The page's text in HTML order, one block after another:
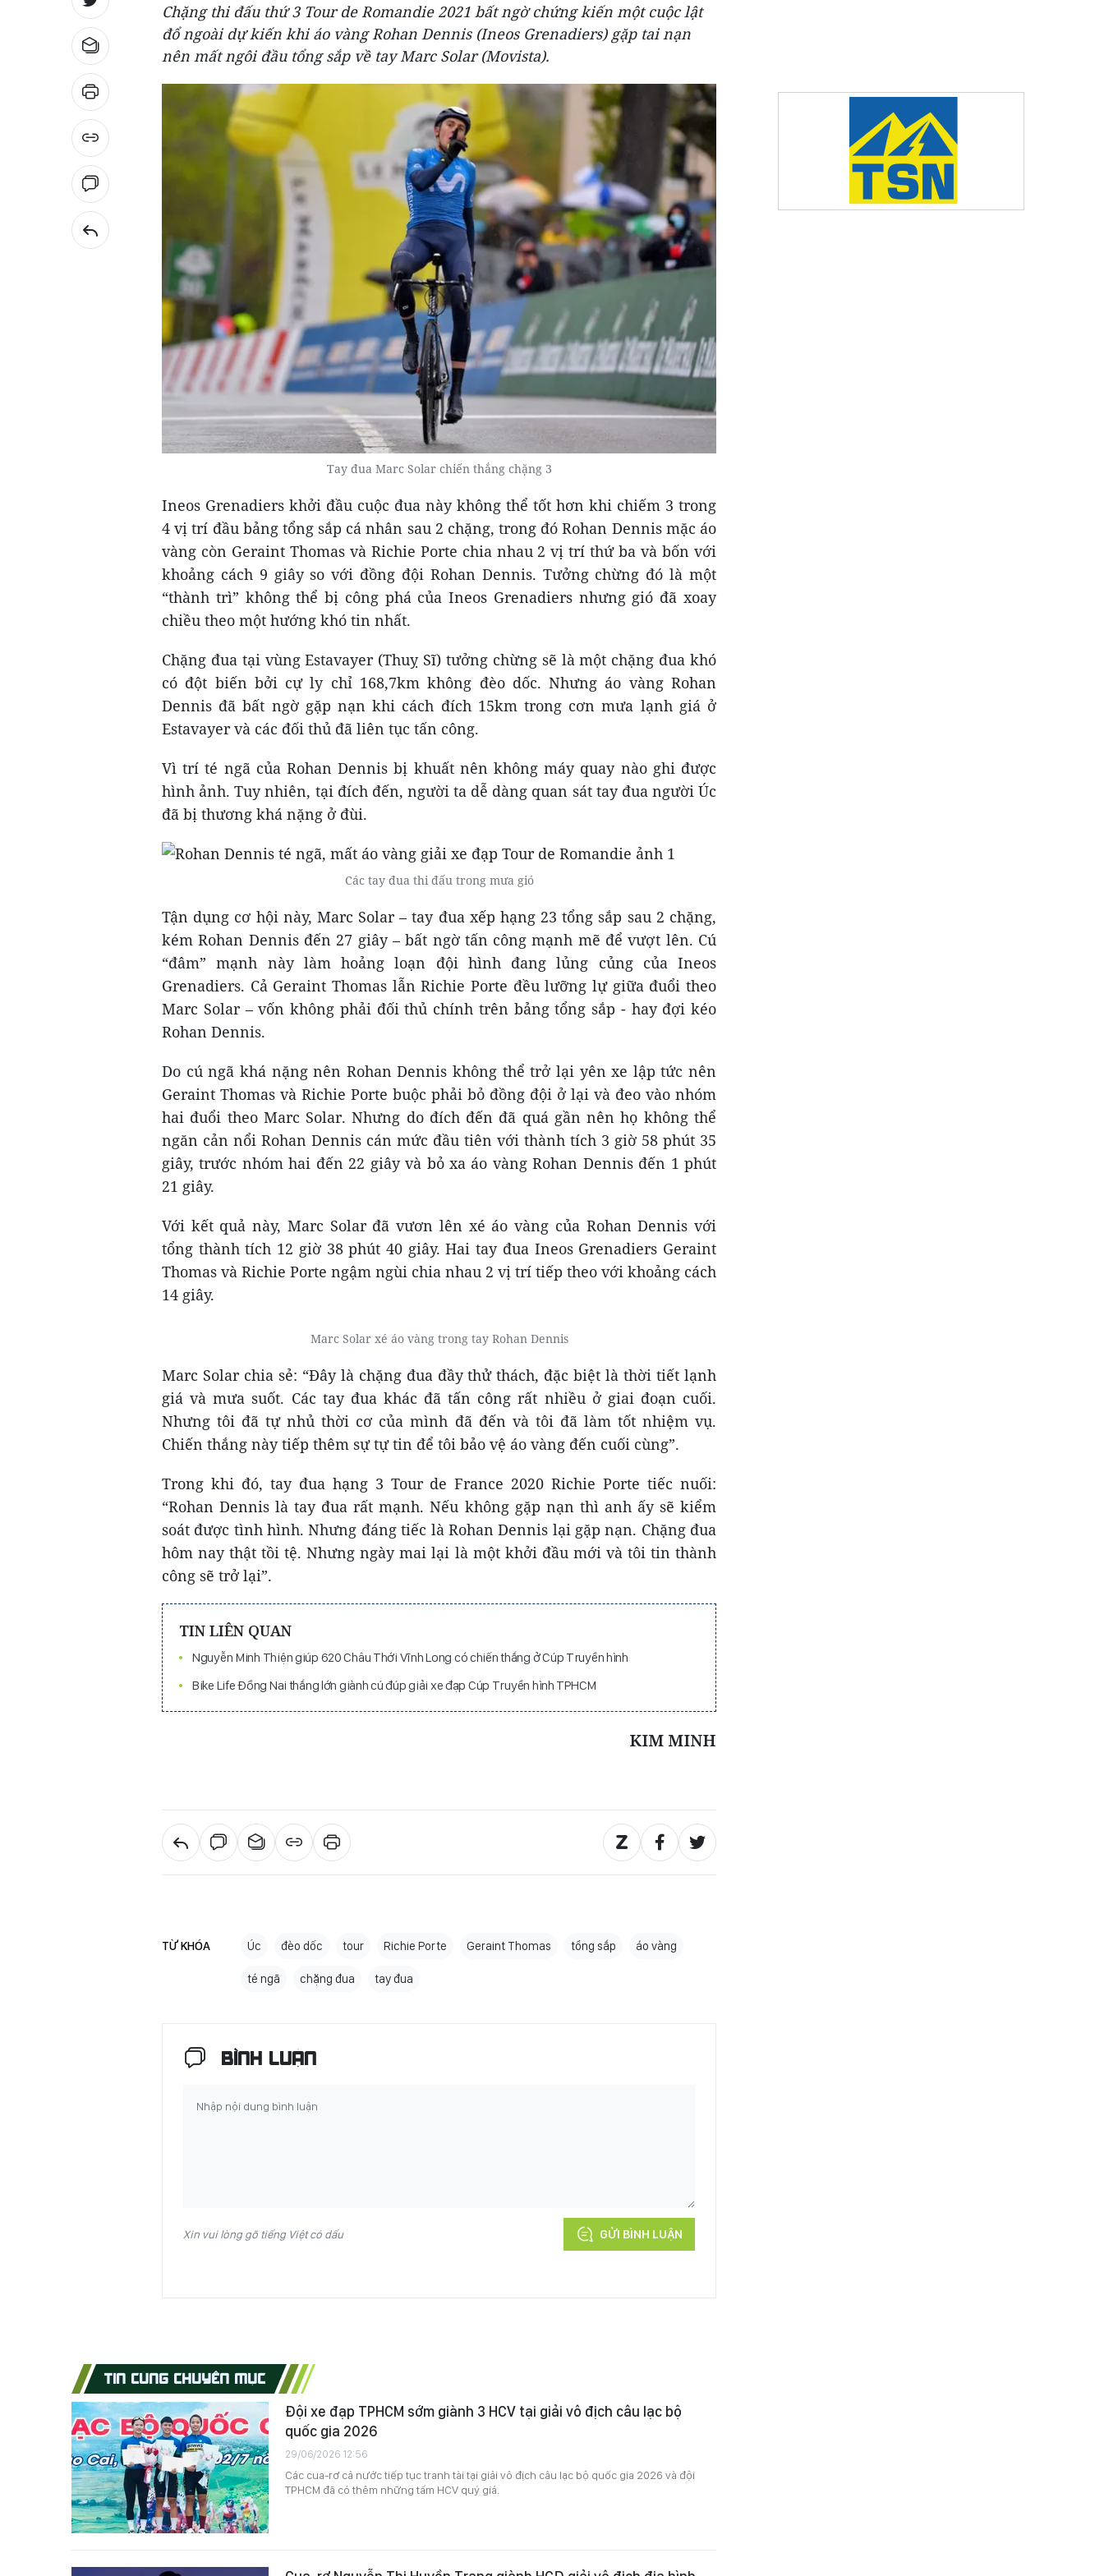
Chặng thi đấu thứ 3 Tour de Romandie 2021 bất ngờ chứng kiến một cuộc lật
đổ ngoài dự kiến khi áo vàng Rohan Dennis (Ineos Grenadiers) gặp tai nạn
nên mất ngôi đầu tổng sắp về tay Marc Solar (Movista).
Tay đua Marc Solar chiến thắng chặng 3
Ineos Grenadiers khởi đầu cuộc đua này không thể tốt hơn khi chiếm 3 trong
4 vị trí đầu bảng tổng sắp cá nhân sau 2 chặng, trong đó Rohan Dennis mặc áo
vàng còn Geraint Thomas và Richie Porte chia nhau 2 vị trí thứ ba và bốn với
khoảng cách 9 giây so với đồng đội Rohan Dennis. Tưởng chừng đó là một
“thành trì” không thể bị công phá của Ineos Grenadiers nhưng gió đã xoay
chiều theo một hướng khó tin nhất.
Chặng đua tại vùng Estavayer (Thuỵ Sĩ) tưởng chừng sẽ là một chặng đua khó
có đột biến bởi cự ly chỉ 168,7km không đèo dốc. Nhưng áo vàng Rohan
Dennis đã bất ngờ gặp nạn khi cách đích 15km trong cơn mưa lạnh giá ở
Estavayer và các đối thủ đã liên tục tấn công.
Vì trí té ngã của Rohan Dennis bị khuất nên không máy quay nào ghi được
hình ảnh. Tuy nhiên, tại đích đến, người ta dễ dàng quan sát tay đua người Úc
đã bị thương khá nặng ở đùi.
Các tay đua thi đấu trong mưa gió
Tận dụng cơ hội này, Marc Solar – tay đua xếp hạng 23 tổng sắp sau 2 chặng,
kém Rohan Dennis đến 27 giây – bất ngờ tấn công mạnh mẽ để vượt lên. Cú
“đâm” mạnh này làm hoảng loạn đội hình đang lủng củng của Ineos
Grenadiers. Cả Geraint Thomas lẫn Richie Porte đều lưỡng lự giữa đuổi theo
Marc Solar – vốn không phải đối thủ chính trên bảng tổng sắp - hay đợi kéo
Rohan Dennis.
Do cú ngã khá nặng nên Rohan Dennis không thể trở lại yên xe lập tức nên
Geraint Thomas và Richie Porte buộc phải bỏ đồng đội ở lại và đeo vào nhóm
hai đuổi theo Marc Solar. Nhưng do đích đến đã quá gần nên họ không thể
ngăn cản nổi Rohan Dennis cán mức đầu tiên với thành tích 3 giờ 58 phút 35
giây, trước nhóm hai đến 22 giây và bỏ xa áo vàng Rohan Dennis đến 1 phút
21 giây.
Với kết quả này, Marc Solar đã vươn lên xé áo vàng của Rohan Dennis với
tổng thành tích 12 giờ 38 phút 40 giây. Hai tay đua Ineos Grenadiers Geraint
Thomas và Richie Porte ngậm ngùi chia nhau 2 vị trí tiếp theo với khoảng cách
14 giây.
Marc Solar xé áo vàng trong tay Rohan Dennis
Marc Solar chia sẻ: “Đây là chặng đua đầy thử thách, đặc biệt là thời tiết lạnh
giá và mưa suốt. Các tay đua khác đã tấn công rất nhiều ở giai đoạn cuối.
Nhưng tôi đã tự nhủ thời cơ của mình đã đến và tôi đã làm tốt nhiệm vụ.
Chiến thắng này tiếp thêm sự tự tin để tôi bảo vệ áo vàng đến cuối cùng”.
Trong khi đó, tay đua hạng 3 Tour de France 2020 Richie Porte tiếc nuối:
“Rohan Dennis là tay đua rất mạnh. Nếu không gặp nạn thì anh ấy sẽ kiểm
soát được tình hình. Nhưng đáng tiếc là Rohan Dennis lại gặp nạn. Chặng đua
hôm nay thật tồi tệ. Nhưng ngày mai lại là một khởi đầu mới và tôi tin thành
công sẽ trở lại”.
TIN LIÊN QUAN
Nguyễn Minh Thiện giúp 620 Châu Thới Vĩnh Long có chiến thắng ở Cúp Truyền hình
Bike Life Đồng Nai thắng lớn giành cú đúp giải xe đạp Cúp Truyền hình TPHCM
KIM MINH
TỪ KHÓA Úc đèo dốc tour Richie Porte Geraint Thomas tổng sắp áo vàng
té ngã chặng đua tay đua
BÌNH LUẬN
Xin vui lòng gõ tiếng Việt có dấu GỬI BÌNH LUẬN
TIN CÙNG CHUYÊN MỤC
Đội xe đạp TPHCM sớm giành 3 HCV tại giải vô địch câu lạc bộ
quốc gia 2026
29/06/2026 12:56
Các cua-rơ cả nước tiếp tục tranh tài tại giải vô địch câu lạc bộ quốc gia 2026 và đội
TPHCM đã có thêm những tấm HCV quý giá.